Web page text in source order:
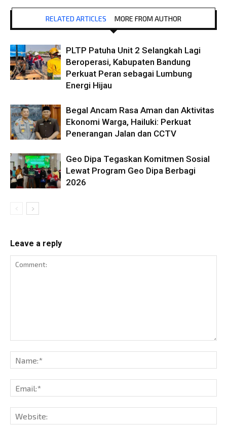
RELATED ARTICLES MORE FROM AUTHOR
PLTP Patuha Unit 2 Selangkah Lagi
Beroperasi, Kabupaten Bandung
Perkuat Peran sebagai Lumbung
Energi Hijau
Begal Ancam Rasa Aman dan Aktivitas
Ekonomi Warga, Hailuki: Perkuat
Penerangan Jalan dan CCTV
Geo Dipa Tegaskan Komitmen Sosial
Lewat Program Geo Dipa Berbagi
2026
Leave a reply